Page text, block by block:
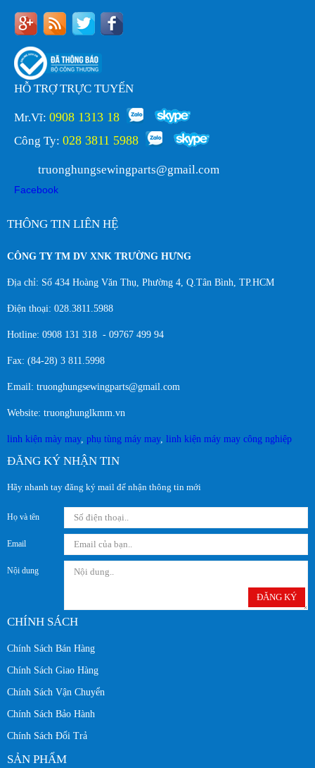
HỖ TRỢ TRỰC TUYẾN
Mr.Vĩ: 0908 1313 18
Công Ty: 028 3811 5988
truonghungsewingparts@gmail.com
Facebook
THÔNG TIN LIÊN HỆ
CÔNG TY TM DV XNK TRƯỜNG HƯNG
Địa chỉ: Số 434 Hoàng Văn Thụ, Phường 4, Q.Tân Bình, TP.HCM
Điện thoại: 028.3811.5988
Hotline: 0908 131 318 - 09767 499 94
Fax: (84-28) 3 811.5998
Email: truonghungsewingparts@gmail.com
Website: truonghunglkmm.vn
linh kiện mày may, phụ tùng máy may, linh kiện máy may công nghiệp
ĐĂNG KÝ NHẬN TIN
Hãy nhanh tay đăng ký mail để nhận thông tin mới
Họ và tên
Email
Nội dung
ĐĂNG KÝ
CHÍNH SÁCH
Chính Sách Bán Hàng
Chính Sách Giao Hàng
Chính Sách Vận Chuyển
Chính Sách Bảo Hành
Chính Sách Đổi Trả
SẢN PHẨM